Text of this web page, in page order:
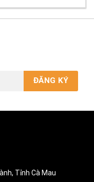
Tỉnh Cà Mau